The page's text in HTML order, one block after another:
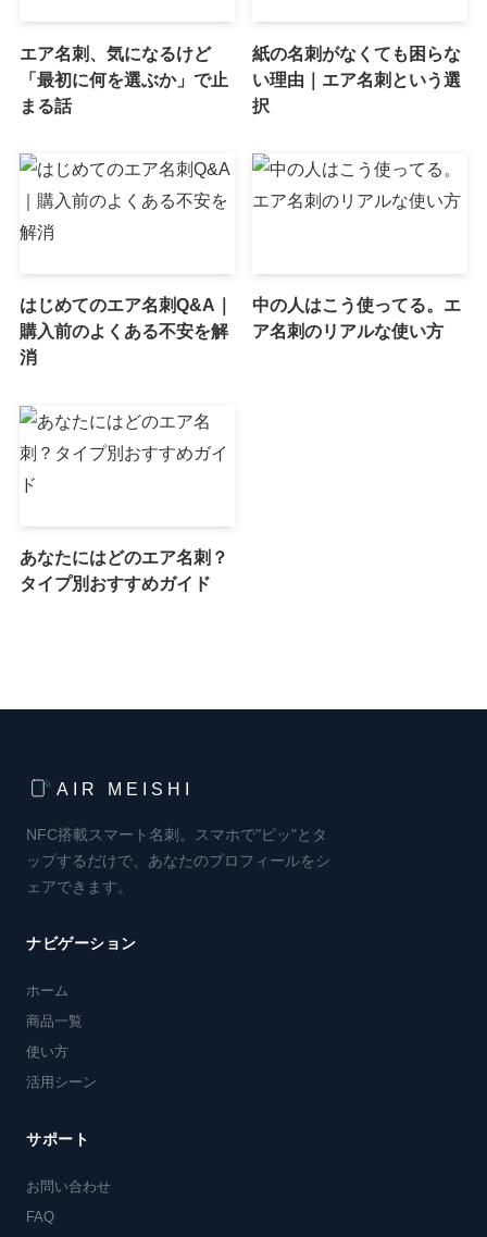
エア名刺、気になるけど
「最初に何を選ぶか」で止
まる話
紙の名刺がなくても困らな
い理由｜エア名刺という選
択
はじめてのエア名刺Q&A｜
購入前のよくある不安を解
消
中の人はこう使ってる。エ
ア名刺のリアルな使い方
あなたにはどのエア名刺？
タイプ別おすすめガイド
AIR MEISHI
NFC搭載スマート名刺。スマホで"ピッ"とタ
ップするだけで、あなたのプロフィールをシ
ェアできます。
ナビゲーション
ホーム
商品一覧
使い方
活用シーン
サポート
お問い合わせ
FAQ